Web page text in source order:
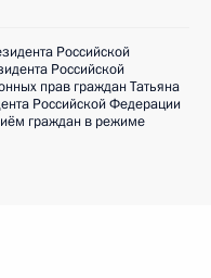
Российской
Российской
прав граждан Татьяна
Российской Федерации
граждан в режиме